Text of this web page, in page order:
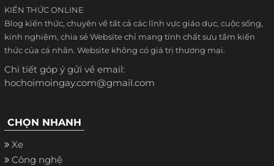
KIẾN THỨC ONLINE
Blog kiến thức, chuyên về tất cả các lĩnh vực giáo dục, cuộc sống,
kinh nghiệm, chia sẻ Website chỉ mang tính chất sưu tầm kiến
thức của cá nhân. Website không có giá trị thương mại.
Chi tiết góp ý gửi về email:
hochoimoingay.com@gmail.com
CHỌN NHANH
Xe
Công nghệ